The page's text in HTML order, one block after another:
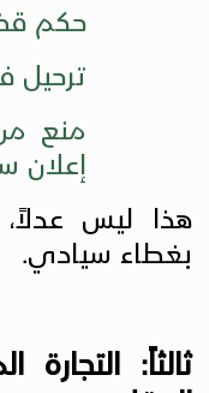
حكم
ترحيل
منع
إعلان
هذا ليس عدلاً،
بغطاء سيادي.
ثالثاً: